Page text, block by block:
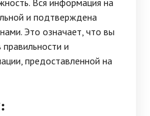
Вся информация на
и подтверждена
Это означает, что вы
и
предоставленной на